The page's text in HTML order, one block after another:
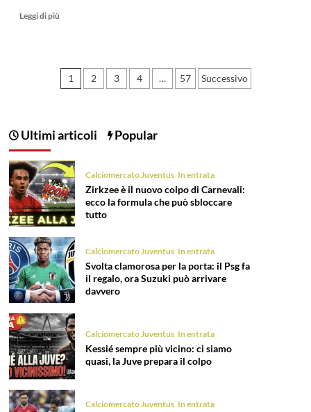
Leggi di più
Paginazione
articoli
1 2 3 4 … 57 Successivo
Ultimi articoli Popular
Calciomercato Juventus In entrata
Zirkzee è il nuovo colpo di Carnevali:
ecco la formula che può sbloccare
tutto
Calciomercato Juventus In entrata
Svolta clamorosa per la porta: il Psg fa
il regalo, ora Suzuki può arrivare
davvero
Calciomercato Juventus In entrata
Kessié sempre più vicino: ci siamo
quasi, la Juve prepara il colpo
Calciomercato Juventus In entrata